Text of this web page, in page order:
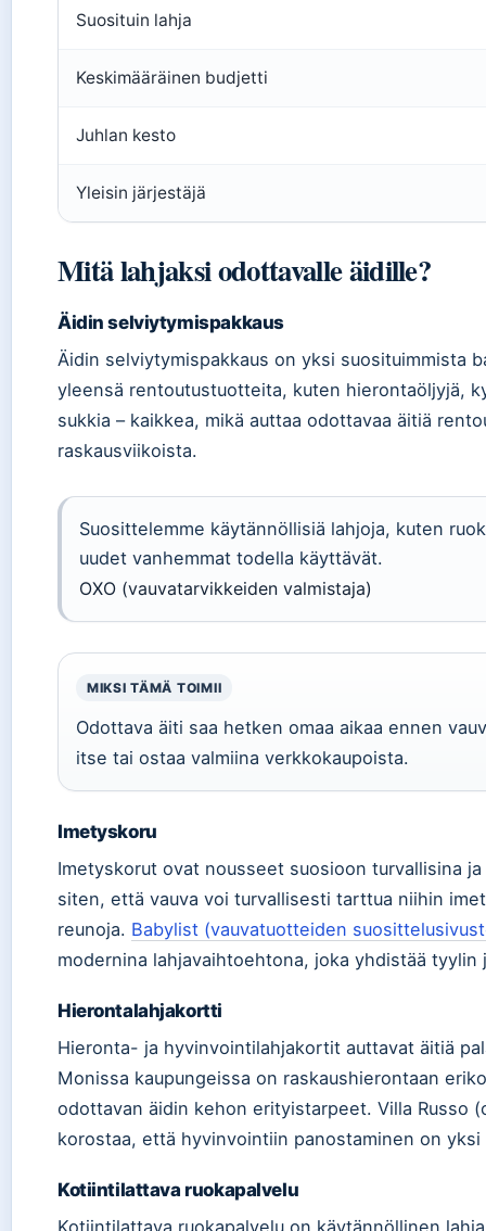
Suosituin lahja
Keskimääräinen budjetti
Juhlan kesto
Yleisin järjestäjä
Mitä lahjaksi odottavalle äidille?
Äidin selviytymispakkaus
Äidin selviytymispakkaus on yksi suosituimmista
yleensä rentoutustuotteita, kuten hierontaöljyjä,
sukkia – kaikkea, mikä auttaa odottavaa äitiä
raskausviikoista.
Suosittelemme käytännöllisiä lahjoja, kuten
uudet vanhemmat todella käyttävät.
OXO (vauvatarvikkeiden valmistaja)
MIKSI TÄMÄ TOIMII
Odottava äiti saa hetken omaa aikaa ennen
itse tai ostaa valmiina verkkokaupoista.
Imetyskoru
Imetyskorut ovat nousseet suosioon turvallisina
siten, että vauva voi turvallisesti tarttua niihin
reunoja. Babylist (vauvatuotteiden
modernina lahjavaihtoehtona, joka yhdistää tyylin
Hierontalahjakortti
Hieronta- ja hyvinvointilahjakortit auttavat äitiä
Monissa kaupungeissa on raskaushierontaan
odottavan äidin kehon erityistarpeet. Villa Russo
korostaa, että hyvinvointiin panostaminen on
Kotiintilattava ruokapalvelu